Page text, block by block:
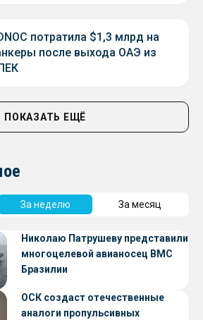
потратила $1,3 млрд на
после выхода ОАЭ из
ПОКАЗАТЬ ЕЩЁ
За неделю За месяц
Николаю Патрушеву представили
многоцелевой авианосец ВМС
Бразилии
ОСК создаст отечественные
аналоги пропульсивных